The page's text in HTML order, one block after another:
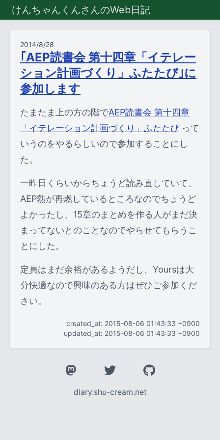
けんちゃんくんさんのWeb日記
2014/8/28
｢AEP読書会 第十四章「イテレー
ション計画づくり」ふたたび｣に
参加します
たまたま上の方の階でAEP読書会 第十四章
「イテレーション計画づくり」ふたたびって
いうのをやるらしいので参加することにし
た。
一昨日くらいからちょうど読み直していて、
AEP熱が再燃しているところなのでちょうど
よかったし、15章のまとめを作る人がまだ決
まってないとのことなのでやらせてもらうこ
とにした。
定員はまだ余裕があるようだし、Yoursは大
分快適なので興味のある方はぜひご参加くだ
さい。
created_at: 2015-08-06 01:43:33 +0900
updated_at: 2015-08-06 01:43:33 +0900
diary.shu-cream.net